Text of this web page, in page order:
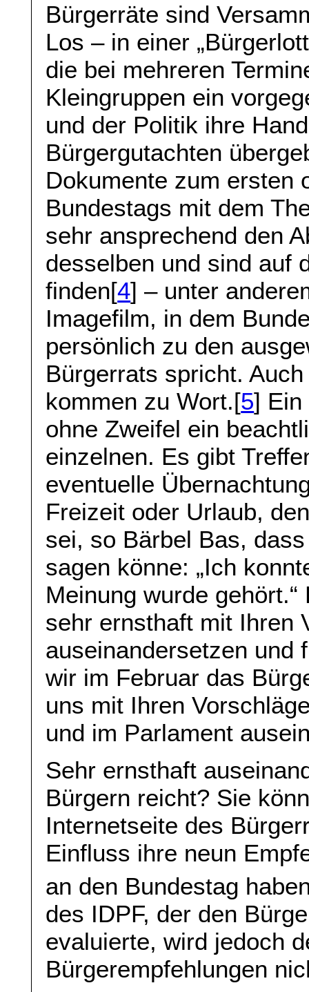
Bürgerräte sind
Los – in einer
die bei mehreren
Kleingruppen ein
und der Politik ihre
Bürgergutachten
Dokumente zum ersten
Bundestags mit dem
sehr ansprechend den
desselben und sind auf
finden[4] – unter
Imagefilm, in dem
persönlich zu den
Bürgerrats spricht.
kommen zu Wort.[5] Ein
ohne Zweifel ein
einzelnen. Es gibt
eventuelle
Freizeit oder Urlaub,
sei, so Bärbel Bas,
sagen könne: „Ich
Meinung wurde
sehr ernsthaft mit Ihren
auseinandersetzen und
wir im Februar das
uns mit Ihren
und im Parlament
Sehr ernsthaft
Bürgern reicht? Sie
Internetseite des
Einfluss ihre neun
an den Bundestag
des IDPF, der den
evaluierte, wird jedoch
Bürgerempfehlungen